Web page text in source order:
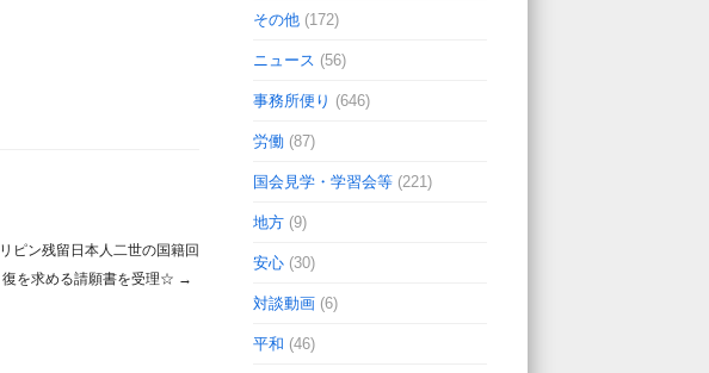
ピン残留日本人二世の国籍回
復を求める請願書を受理☆ →
その他 (172)
ニュース (56)
事務所便り (646)
労働 (87)
国会見学・学習会等 (221)
地方 (9)
安心 (30)
対談動画 (6)
平和 (46)